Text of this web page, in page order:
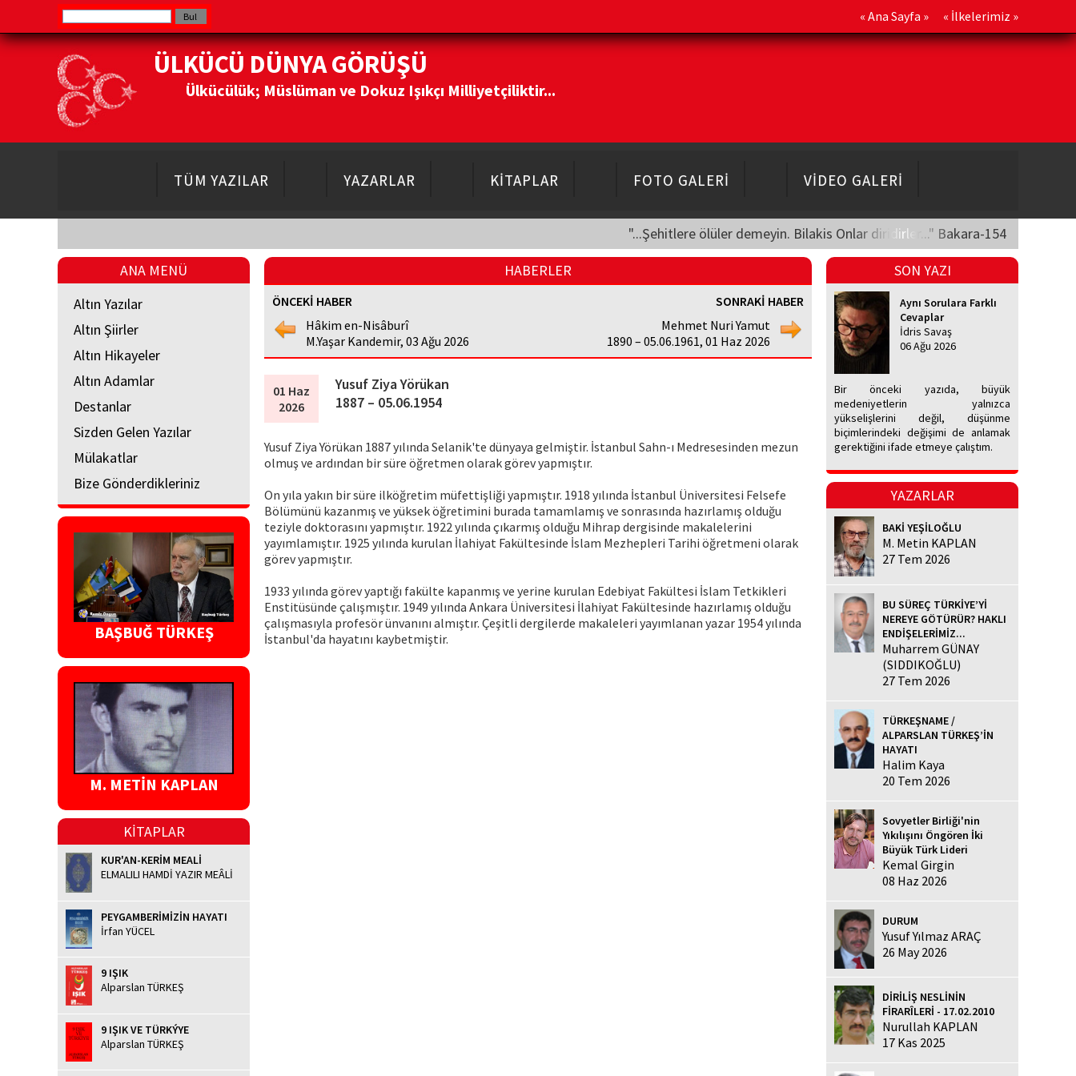
« Ana Sayfa » « İlkelerimiz »
ÜLKÜCÜ DÜNYA GÖRÜŞÜ
Ülkücülük; Müslüman ve Dokuz Işıkçı Milliyetçiliktir...
TÜM YAZILAR YAZARLAR KİTAPLAR FOTO GALERİ VİDEO GALERİ
"...Şehitlere ölüler demeyin. Bilakis Onlar diridirler..." Bakara-154
ANA MENÜ
Altın Yazılar
Altın Şiirler
Altın Hikayeler
Altın Adamlar
Destanlar
Sizden Gelen Yazılar
Mülakatlar
Bize Gönderdikleriniz
BAŞBUĞ TÜRKEŞ
M. METİN KAPLAN
KİTAPLAR
KUR'AN-KERİM MEALİ
ELMALILI HAMDİ YAZIR MEÂLİ
PEYGAMBERİMİZİN HAYATI
İrfan YÜCEL
9 IŞIK
Alparslan TÜRKEŞ
9 IŞIK VE TÜRKÝYE
Alparslan TÜRKEŞ
HABERLER
ÖNCEKİ HABER
Hâkim en-Nisâburî
M.Yaşar Kandemir, 03 Ağu 2026
SONRAKİ HABER
Mehmet Nuri Yamut
1890 – 05.06.1961, 01 Haz 2026
01 Haz
2026
Yusuf Ziya Yörükan
1887 – 05.06.1954
Yusuf Ziya Yörükan 1887 yılında Selanik'te dünyaya gelmiştir. İstanbul Sahn-ı Medresesinden mezun
olmuş ve ardından bir süre öğretmen olarak görev yapmıştır.
On yıla yakın bir süre ilköğretim müfettişliği yapmıştır. 1918 yılında İstanbul Üniversitesi Felsefe
Bölümünü kazanmış ve yüksek öğretimini burada tamamlamış ve sonrasında hazırlamış olduğu
teziyle doktorasını yapmıştır. 1922 yılında çıkarmış olduğu Mihrap dergisinde makalelerini
yayımlamıştır. 1925 yılında kurulan İlahiyat Fakültesinde İslam Mezhepleri Tarihi öğretmeni olarak
görev yapmıştır.
1933 yılında görev yaptığı fakülte kapanmış ve yerine kurulan Edebiyat Fakültesi İslam Tetkikleri
Enstitüsünde çalışmıştır. 1949 yılında Ankara Üniversitesi İlahiyat Fakültesinde hazırlamış olduğu
çalışmasıyla profesör ünvanını almıştır. Çeşitli dergilerde makaleleri yayımlanan yazar 1954 yılında
İstanbul'da hayatını kaybetmiştir.
SON YAZI
Aynı Sorulara Farklı
Cevaplar
İdris Savaş
06 Ağu 2026
Bir önceki yazıda, büyük
medeniyetlerin yalnızca
yükselişlerini değil, düşünme
biçimlerindeki değişimi de anlamak
gerektiğini ifade etmeye çalıştım.
YAZARLAR
BAKİ YEŞİLOĞLU
M. Metin KAPLAN
27 Tem 2026
BU SÜREÇ TÜRKİYE’Yİ
NEREYE GÖTÜRÜR? HAKLI
ENDİŞELERİMİZ...
Muharrem GÜNAY
(SIDDIKOĞLU)
27 Tem 2026
TÜRKEŞNAME /
ALPARSLAN TÜRKEŞ’İN
HAYATI
Halim Kaya
20 Tem 2026
Sovyetler Birliği'nin
Yıkılışını Öngören İki
Büyük Türk Lideri
Kemal Girgin
08 Haz 2026
DURUM
Yusuf Yılmaz ARAÇ
26 May 2026
DİRİLİŞ NESLİNİN
FİRARÎLERİ - 17.02.2010
Nurullah KAPLAN
17 Kas 2025